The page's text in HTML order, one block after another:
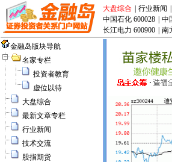
大盘综合 行业新闻
中国石化 600028
中
长江电力 600900
南
金融岛版块导航
名家专栏
投资者教育
虚位以待
大盘综合
最新文章专栏
行业新闻
技术交流
股指期货